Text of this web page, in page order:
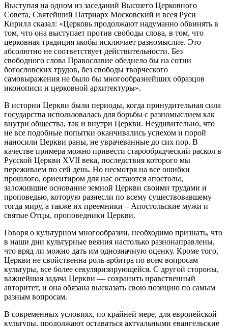
Выступая на одном из заседаний Высшего Церковного
Совета, Святейший Патриарх Московский и всея Руси
Кирилл сказал: «Церковь продолжают надуманно обвинять в
том, что она выступает против свободы слова, в том, что
церковная традиция якобы исключает разномыслие. Это
абсолютно не соответствует действительности. Без
свободного слова Православие обеднело бы на сотни
богословских трудов, без свободы творческого
самовыражения не было бы многообразнейших образцов
иконописи и церковной архитектуры».
В истории Церкви были периоды, когда принудительная сила
государства использовалась для борьбы с разномыслием как
внутри общества, так и внутри Церкви. Неудивительно, что
не все подобные попытки оканчивались успехом и порой
наносили Церкви раны, не уврачеванные до сих пор. В
качестве примера можно привести старообрядческий раскол в
Русской Церкви XVII века, последствия которого мы
переживаем по сей день. Но несмотря на все ошибки
прошлого, ориентиром для нас остаются апостолы,
заложившие основание земной Церкви своими трудами и
проповедью, которую разнесли по всему существовавшему
тогда миру, а также их преемники – Апостольские мужи и
святые Отцы, проповедники Церкви.
Говоря о культурном многообразии, необходимо признать, что
в наши дни культурные веяния настолько разнонаправлены,
что вряд ли можно дать им однозначную оценку. Кроме того,
Церкви не свойственна роль арбитра по всем вопросам
культуры, все более секуляризирующейся. С другой стороны,
важнейшая задача Церкви — сохранить нравственный
авторитет, и она обязана высказать свою позицию по самым
разным вопросам.
В современных условиях, по крайней мере, для европейской
культуры, продолжают оставаться актуальными евангельские